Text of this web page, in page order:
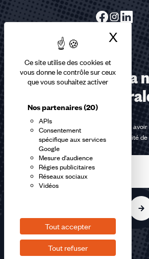
Ce site utilise des cookies et
vous donne le contrôle sur ceux
que vous souhaitez activer
Nos partenaires(20)
APIs
Consentement
spécifique aux services
Google
Mesure d'audience
Régies publicitaires
Réseaux sociaux
Vidéos
Tout accepter
Tout refuser
X
Abonnez-vous à la
En m'inscrivant à la newsletter, j'affirme
lapolitique de confidentialité de